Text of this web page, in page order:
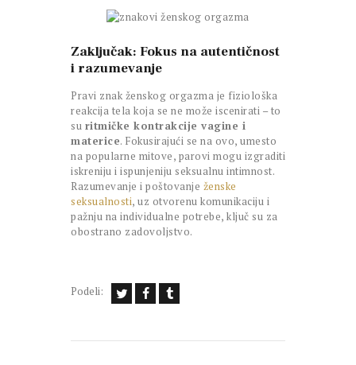
Zaključak: Fokus na autentičnost
i razumevanje
Pravi znak ženskog orgazma je fiziološka
reakcija tela koja se ne može iscenirati – to
su ritmičke kontrakcije vagine i
materice. Fokusirajući se na ovo, umesto
na popularne mitove, parovi mogu izgraditi
iskreniju i ispunjeniju seksualnu intimnost.
Razumevanje i poštovanje ženske
seksualnosti, uz otvorenu komunikaciju i
pažnju na individualne potrebe, ključ su za
obostrano zadovoljstvo.
Podeli: